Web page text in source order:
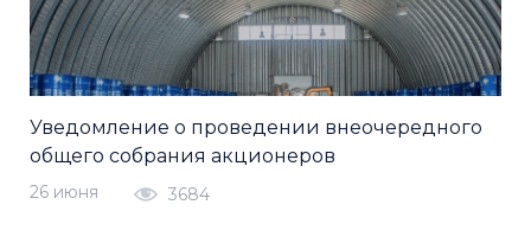
Уведомление о проведении внеочередного
общего собрания акционеров
26 июня 3684